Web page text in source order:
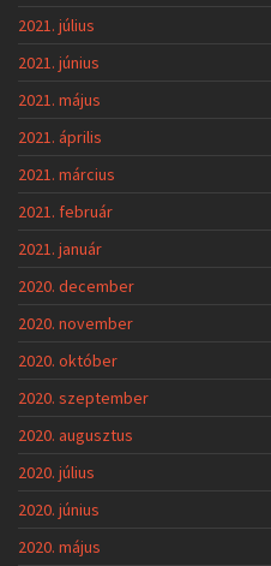
2021. július
2021. június
2021. május
2021. április
2021. március
2021. február
2021. január
2020. december
2020. november
2020. október
2020. szeptember
2020. augusztus
2020. július
2020. június
2020. május